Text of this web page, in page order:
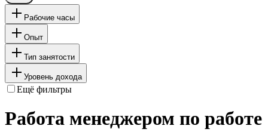
Рабочие часы
Опыт
Тип занятости
Уровень дохода
Ещё фильтры
Работа менеджером по работе